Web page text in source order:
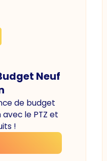
Neuf
de budget
le PTZ et
!